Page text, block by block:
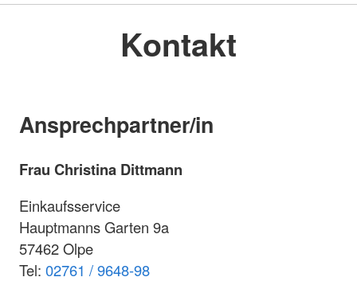
Kontakt
Ansprechpartner/in
Frau Christina Dittmann
Einkaufsservice
Hauptmanns Garten 9a
57462 Olpe
Tel: 02761 / 9648-98